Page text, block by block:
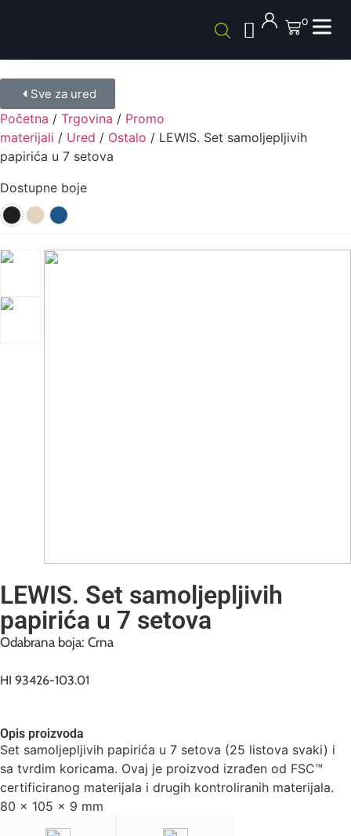
0
Sve za ured
Početna / Trgovina / Promo
materijali / Ured / Ostalo / LEWIS. Set samoljepljivih
papirića u 7 setova
Dostupne boje
LEWIS. Set samoljepljivih
papirića u 7 setova
Odabrana boja: Crna
HI 93426-103.01
Opis proizvoda
Set samoljepljivih papirića u 7 setova (25 listova svaki) i
sa tvrdim koricama. Ovaj je proizvod izrađen od FSC™
certificiranog materijala i drugih kontroliranih materijala.
80 x 105 x 9 mm